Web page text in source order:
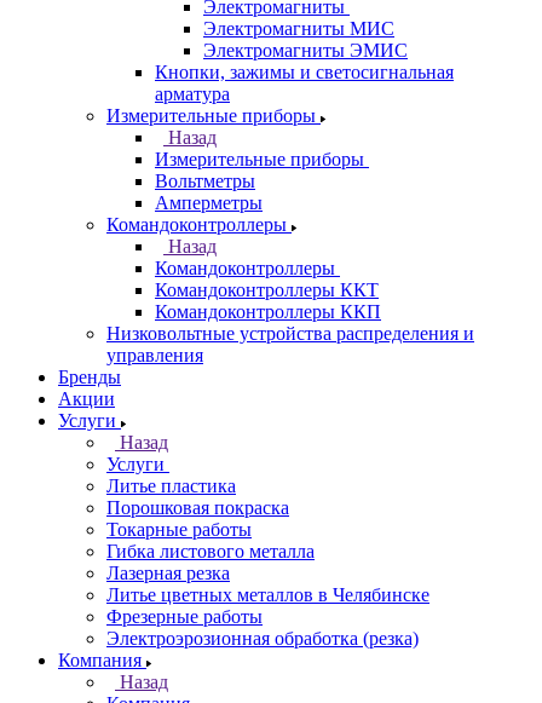
Электромагниты
Электромагниты МИС
Электромагниты ЭМИС
Кнопки, зажимы и светосигнальная
арматура
Измерительные приборы
Назад
Измерительные приборы
Вольтметры
Амперметры
Командоконтроллеры
Назад
Командоконтроллеры
Командоконтроллеры ККТ
Командоконтроллеры ККП
Низковольтные устройства распределения и
управления
Бренды
Акции
Услуги
Назад
Услуги
Литье пластика
Порошковая покраска
Токарные работы
Гибка листового металла
Лазерная резка
Литье цветных металлов в Челябинске
Фрезерные работы
Электроэрозионная обработка (резка)
Компания
Назад